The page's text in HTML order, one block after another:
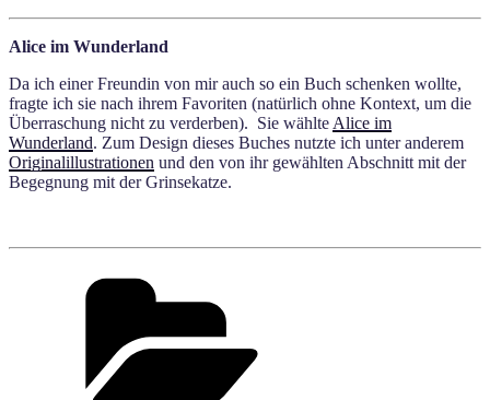
Alice im Wunderland
Da ich einer Freundin von mir auch so ein Buch schenken wollte,
fragte ich sie nach ihrem Favoriten (natürlich ohne Kontext, um die
Überraschung nicht zu verderben). Sie wählte Alice im
Wunderland. Zum Design dieses Buches nutzte ich unter anderem
Originalillustrationen und den von ihr gewählten Abschnitt mit der
Begegnung mit der Grinsekatze.